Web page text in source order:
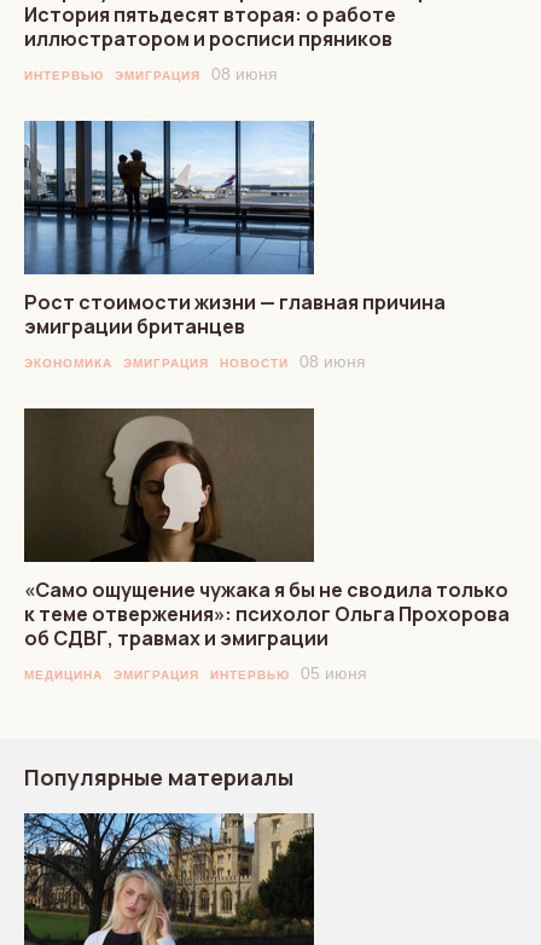
История пятьдесят вторая: о работе
иллюстратором и росписи пряников
ИНТЕРВЬЮ ЭМИГРАЦИЯ 08 июня
Рост стоимости жизни — главная причина
эмиграции британцев
ЭКОНОМИКА ЭМИГРАЦИЯ НОВОСТИ 08 июня
«Само ощущение чужака я бы не сводила только
к теме отвержения»: психолог Ольга Прохорова
об СДВГ, травмах и эмиграции
МЕДИЦИНА ЭМИГРАЦИЯ ИНТЕРВЬЮ 05 июня
Популярные материалы